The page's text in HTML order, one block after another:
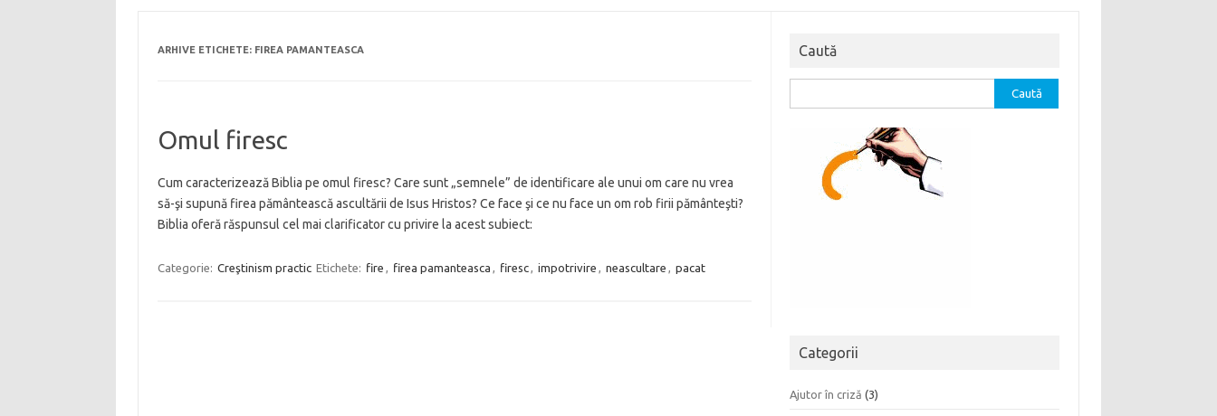
ARHIVE ETICHETE: FIREA PAMANTEASCA
Omul firesc
Cum caracterizează Biblia pe omul firesc? Care sunt „semnele” de identificare ale unui om care nu vrea
să-şi supună firea pământească ascultării de Isus Hristos? Ce face şi ce nu face un om rob firii pământeşti?
Biblia oferă răspunsul cel mai clarificator cu privire la acest subiect:
Categorie: Creştinism practic Etichete: fire , firea pamanteasca , firesc, impotrivire , neascultare , pacat
Caută
după:
Categorii
Ajutor în criză (3)